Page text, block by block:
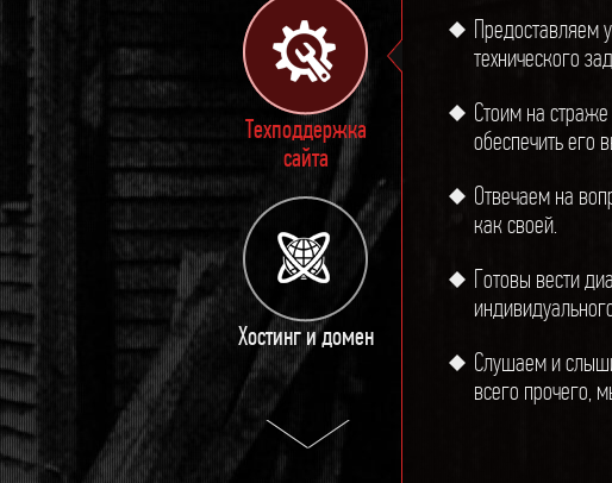
Техподдержка
сайта
Хостинг и домен
Предоставляем
технического
Стоим на
обеспечить его
Отвечаем на
как своей.
Готовы вести
Слушаем и
всего прочего,